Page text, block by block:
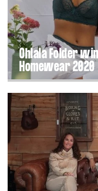
Ohlala Folder
Homewear 2020